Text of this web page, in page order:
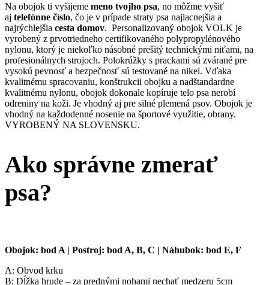
Na obojok ti vyšijeme meno tvojho psa, no môžme vyšiť
aj telefónne číslo, čo je v prípade straty psa najlacnejšia a
najrýchlejšia cesta domov. Personalizovaný obojok VOLK je
vyrobený z prvotriedneho certifikovaného polypropylénového
nylonu, ktorý je niekoľko násobné prešitý technickými niťami, na
profesionálnych strojoch. Polokrúžky s prackami sú zvárané pre
vysokú pevnosť a bezpečnosť sú testované na nikel. Vďaka
kvalitnému spracovaniu, konštrukcii obojku a nadštandardne
kvalitnému nylonu, obojok dokonale kopíruje telo psa nerobí
odreniny na koži. Je vhodný aj pre silné plemená psov. Obojok je
vhodný na každodenné nosenie na športové využitie, obrany.
VYROBENÝ NA SLOVENSKU.
Ako správne zmerať
psa?
Obojok: bod A | Postroj: bod A, B, C | Náhubok: bod E, F
A: Obvod krku
B: Dĺžka hrude – za prednými nohami nechať medzeru 5cm